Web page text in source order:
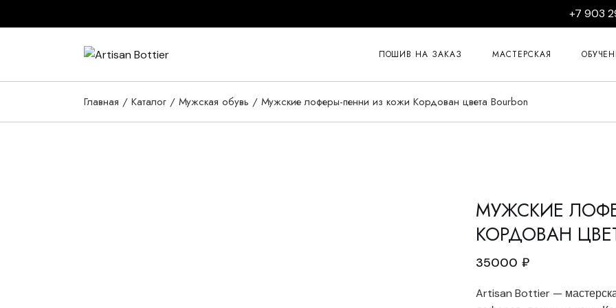
the
+7 903
ПОШИВ НА ЗАКАЗ МАСТЕРСКАЯ
Курсы
Курсы
Курсы
Главная Каталог Мужская обувь Мужские лоферы-пенни из кожи Кордован цвета Bourbon
МУЖСКИЕ
КОРДОВАН
35000 ₽
Artisan Bottier —